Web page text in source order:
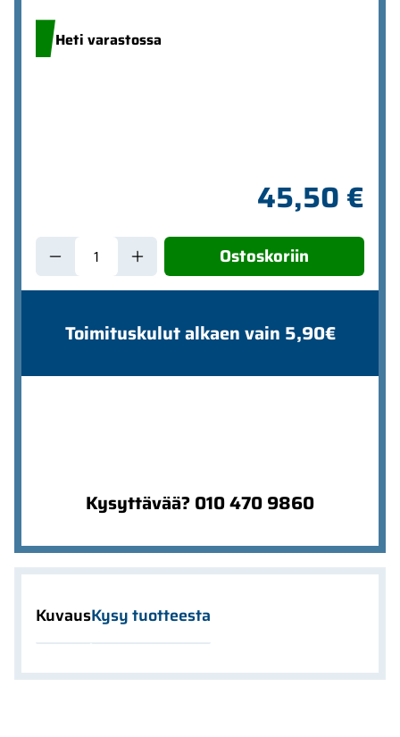
Heti varastossa
45,50 €
Ostoskoriin
Toimituskulut alkaen vain 5,90€
Kysyttävää? 010 470 9860
KuvausKysy tuotteesta